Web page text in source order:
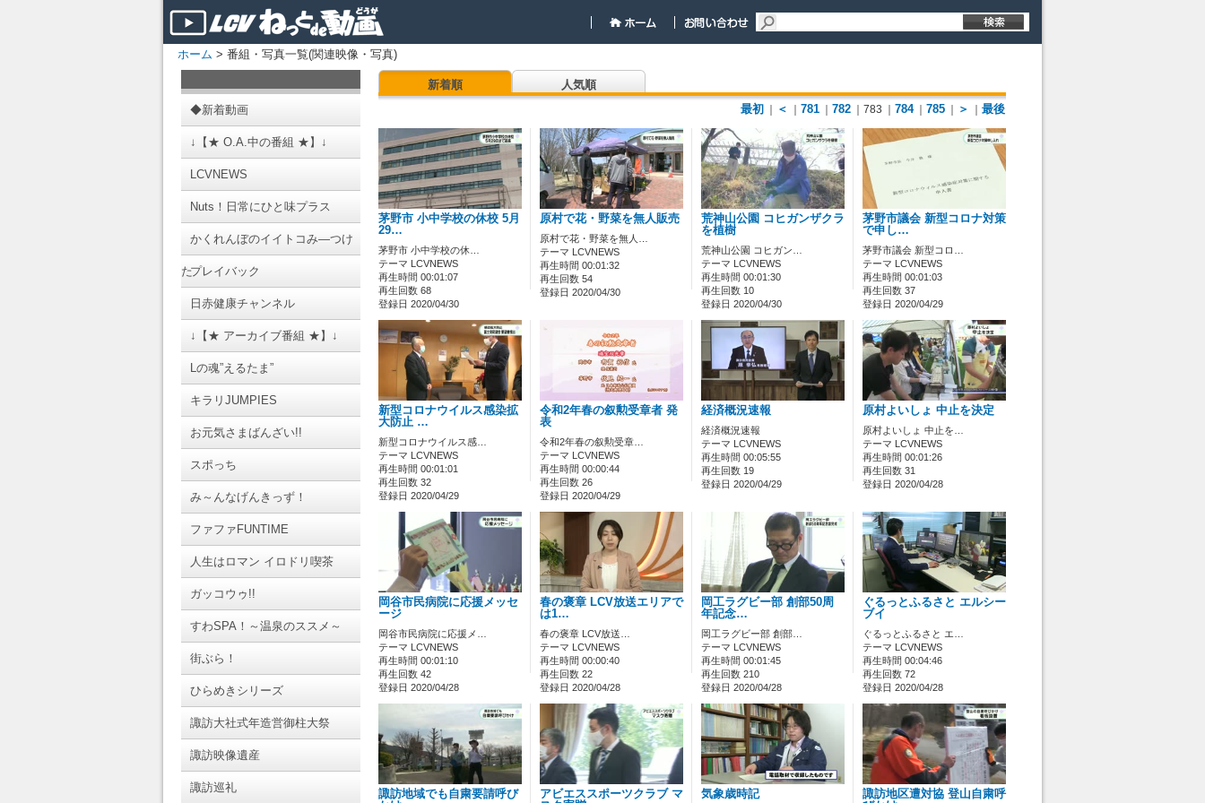
ホーム > 番組・写真一覧(関連映像・写真)
◆新着動画
↓【★ O.A.中の番組 ★】↓
LCVNEWS
Nuts！日常にひと味プラス
かくれんぼのイイトコみ―つけ
たプレイバック
日赤健康チャンネル
↓【★ アーカイブ番組 ★】↓
Lの魂”えるたま”
キラリJUMPIES
お元気さまばんざい!!
スポっち
み～んなげんきっず！
ファファFUNTIME
人生はロマン イロドリ喫茶
ガッコウゥ!!
すわSPA！～温泉のススメ～
街ぶら！
ひらめきシリーズ
諏訪大社式年造営御柱大祭
諏訪映像遺産
諏訪巡礼
新着順
人気順
最初
＜ 781 782 ｜783 784 785 ＞ 最後
茅野市 小中学校の休校 5月
29…
茅野市 小中学校の休…
テーマ LCVNEWS
再生時間 00:01:07
再生回数 68
登録日 2020/04/30
原村で花・野菜を無人販売
原村で花・野菜を無人…
テーマ LCVNEWS
再生時間 00:01:32
再生回数 54
登録日 2020/04/30
荒神山公園 コヒガンザクラ
を植樹
荒神山公園 コヒガン…
テーマ LCVNEWS
再生時間 00:01:30
再生回数 10
登録日 2020/04/30
茅野市議会 新型コロナ対策
で申し…
茅野市議会 新型コロ…
テーマ LCVNEWS
再生時間 00:01:03
再生回数 37
登録日 2020/04/29
新型コロナウイルス感染拡
大防止 …
新型コロナウイルス感…
テーマ LCVNEWS
再生時間 00:01:01
再生回数 32
登録日 2020/04/29
令和2年春の叙勲受章者 発
表
令和2年春の叙勲受章…
テーマ LCVNEWS
再生時間 00:00:44
再生回数 26
登録日 2020/04/29
経済概況速報
経済概況速報
テーマ LCVNEWS
再生時間 00:05:55
再生回数 19
登録日 2020/04/29
原村よいしょ 中止を決定
原村よいしょ 中止を…
テーマ LCVNEWS
再生時間 00:01:26
再生回数 31
登録日 2020/04/28
岡谷市民病院に応援メッセ
ージ
岡谷市民病院に応援メ…
テーマ LCVNEWS
再生時間 00:01:10
再生回数 42
登録日 2020/04/28
春の褒章 LCV放送エリアで
は1…
春の褒章 LCV放送…
テーマ LCVNEWS
再生時間 00:00:40
再生回数 22
登録日 2020/04/28
岡工ラグビー部 創部50周
年記念…
岡工ラグビー部 創部…
テーマ LCVNEWS
再生時間 00:01:45
再生回数 210
登録日 2020/04/28
ぐるっとふるさと エルシー
ブイ
ぐるっとふるさと エ…
テーマ LCVNEWS
再生時間 00:04:46
再生回数 72
登録日 2020/04/28
諏訪地域でも自粛要請呼び
アビエススポーツクラブ マ
気象歳時記
諏訪地区遭対協 登山自粛呼